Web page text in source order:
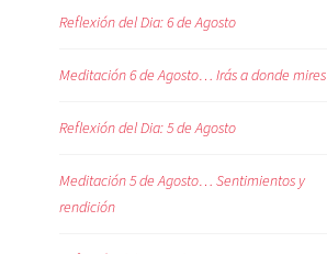
Reflexión del Dia: 6 de Agosto
Meditación 6 de Agosto… Irás a donde mires
Reflexión del Dia: 5 de Agosto
Meditación 5 de Agosto… Sentimientos y
rendición